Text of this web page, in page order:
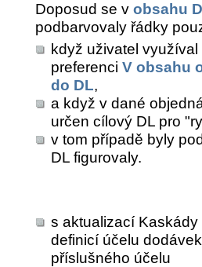
Doposud se v obsahu
podbarvovaly řádky
když uživatel
preferenci V obsahu
do DL,
a když v dané
určen cílový DL pro
v tom případě byly
DL figurovaly.
s aktualizací
definicí účelu
příslušného účelu